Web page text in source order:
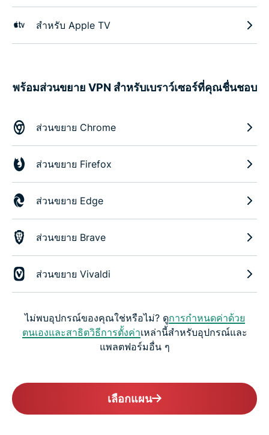
สำหรับ Apple TV
พร้อมส่วนขยาย VPN สำหรับเบราว์เซอร์ที่คุณชื่นชอบ
ส่วนขยาย Chrome
ส่วนขยาย Firefox
ส่วนขยาย Edge
ส่วนขยาย Brave
ส่วนขยาย Vivaldi
ไม่พบอุปกรณ์ของคุณใช่หรือไม่? ดูการกำหนดค่าด้วย
ตนเองและสาธิตวิธีการตั้งค่าเหล่านี้สำหรับอุปกรณ์และ
แพลตฟอร์มอื่น ๆ
เลือกแผน